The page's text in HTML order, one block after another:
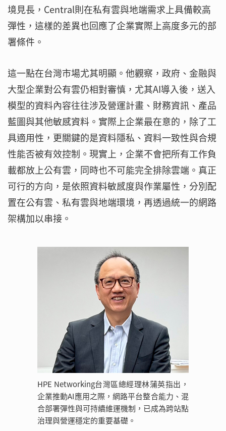
境見長，Central則在私有雲與地端需求上具備較高
彈性，這樣的差異也回應了企業實際上高度多元的部
署條件。
這一點在台灣市場尤其明顯。他觀察，政府、金融與
大型企業對公有雲仍相對審慎，尤其AI導入後，送入
模型的資料內容往往涉及營運計畫、財務資訊、產品
藍圖與其他敏感資料。實際上企業最在意的，除了工
具適用性，更關鍵的是資料隱私、資料一致性與合規
性能否被有效控制。現實上，企業不會把所有工作負
載都放上公有雲，同時也不可能完全排除雲端。真正
可行的方向，是依照資料敏感度與作業屬性，分別配
置在公有雲、私有雲與地端環境，再透過統一的網路
架構加以串接。
HPE Networking台灣區總經理林蒲英指出，
企業推動AI應用之際，網路平台整合能力、混
合部署彈性與可持續維運機制，已成為跨站點
治理與營運穩定的重要基礎。